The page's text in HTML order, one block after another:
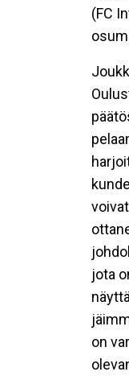
(FC
jota
on